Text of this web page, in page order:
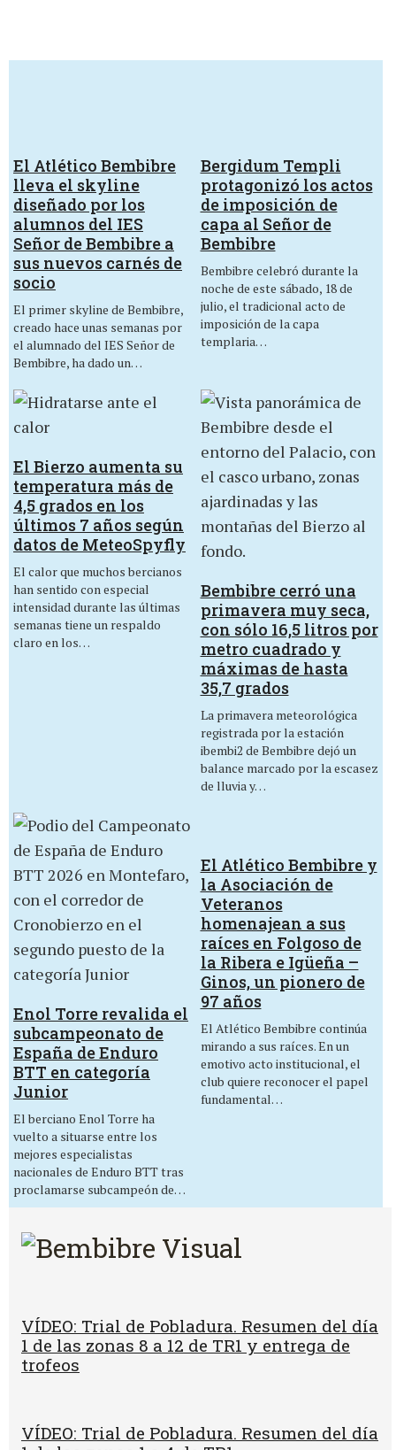
El Atlético Bembibre
lleva el skyline
diseñado por los
alumnos del IES
Señor de Bembibre a
sus nuevos carnés de
socio
El primer skyline de Bembibre,
creado hace unas semanas por
el alumnado del IES Señor de
Bembibre, ha dado un…
Bergidum Templi
protagonizó los actos
de imposición de
capa al Señor de
Bembibre
Bembibre celebró durante la
noche de este sábado, 18 de
julio, el tradicional acto de
imposición de la capa
templaria…
El Bierzo aumenta su
temperatura más de
4,5 grados en los
últimos 7 años según
datos de MeteoSpyfly
El calor que muchos bercianos
han sentido con especial
intensidad durante las últimas
semanas tiene un respaldo
claro en los…
Bembibre cerró una
primavera muy seca,
con sólo 16,5 litros por
metro cuadrado y
máximas de hasta
35,7 grados
La primavera meteorológica
registrada por la estación
ibembi2 de Bembibre dejó un
balance marcado por la escasez
de lluvia y…
Enol Torre revalida el
subcampeonato de
España de Enduro
BTT en categoría
Junior
El berciano Enol Torre ha
vuelto a situarse entre los
mejores especialistas
nacionales de Enduro BTT tras
proclamarse subcampeón de…
El Atlético Bembibre y
la Asociación de
Veteranos
homenajean a sus
raíces en Folgoso de
la Ribera e Igüeña –
Ginos, un pionero de
97 años
El Atlético Bembibre continúa
mirando a sus raíces. En un
emotivo acto institucional, el
club quiere reconocer el papel
fundamental…
VÍDEO: Trial de Pobladura. Resumen del día
1 de las zonas 8 a 12 de TR1 y entrega de
trofeos
VÍDEO: Trial de Pobladura. Resumen del día